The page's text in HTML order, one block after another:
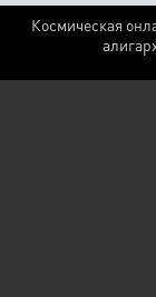
Космическая